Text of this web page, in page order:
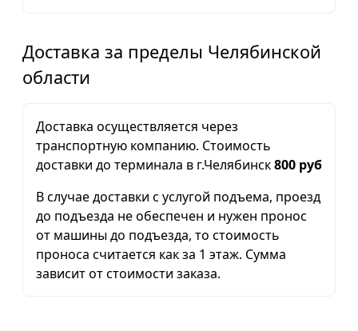
Доставка за пределы Челябинской
области
Доставка осуществляется через
транспортную компанию. Стоимость
доставки до терминала в г.Челябинск800 руб
В случае доставки с услугой подъема, проезд
до подъезда не обеспечен и нужен пронос
от машины до подъезда, то стоимость
проноса считается как за 1 этаж. Сумма
зависит от стоимости заказа.